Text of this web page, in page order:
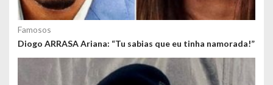
Famosos
Diogo ARRASA Ariana: “Tu sabias que eu tinha namorada!”